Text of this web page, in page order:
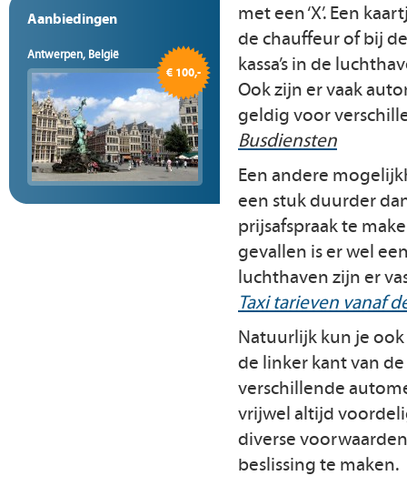
Aanbiedingen
Antwerpen, België
€ 100,-
met een ‘X’. Een
de chauffeur of bij
kassa’s in de
Ook zijn er vaak
geldig voor
Busdiensten
Een andere
een stuk duurder
prijsafspraak te
gevallen is er wel
luchthaven zijn er
Taxi tarieven vanaf
Natuurlijk kun je
de linker kant van
verschillende
vrijwel altijd
diverse
beslissing te maken.